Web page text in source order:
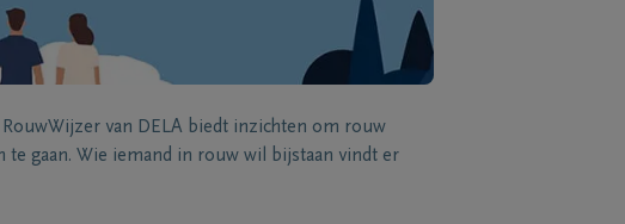
van DELA biedt inzichten om rouw
gaan. Wie iemand in rouw wil bijstaan vindt er